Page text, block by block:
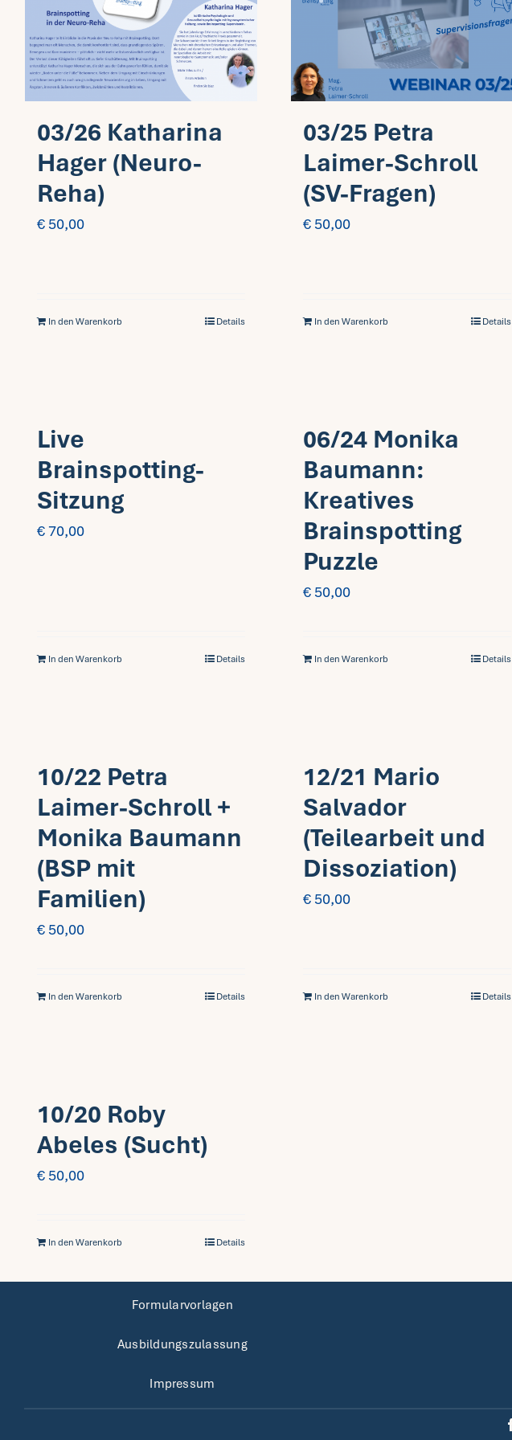
03/26 Katharina
Hager (Neuro-
Reha)
€ 50,00
In den Warenkorb Details
03/25 Petra
Laimer-Schroll
(SV-Fragen)
€ 50,00
In den Warenkorb Details
Live
Brainspotting-
Sitzung
€70,00
In den Warenkorb Details
06/24 Monika
Baumann:
Kreatives
Brainspotting
Puzzle
€ 50,00
In den Warenkorb Details
10/22 Petra
Laimer-Schroll +
Monika Baumann
(BSP mit
Familien)
€ 50,00
In den Warenkorb Details
12/21 Mario
Salvador
(Teilearbeit und
Dissoziation)
€ 50,00
In den Warenkorb Details
10/20 Roby
Abeles (Sucht)
€ 50,00
In den Warenkorb Details
Formularvorlagen
Ausbildungszulassung
Impressum